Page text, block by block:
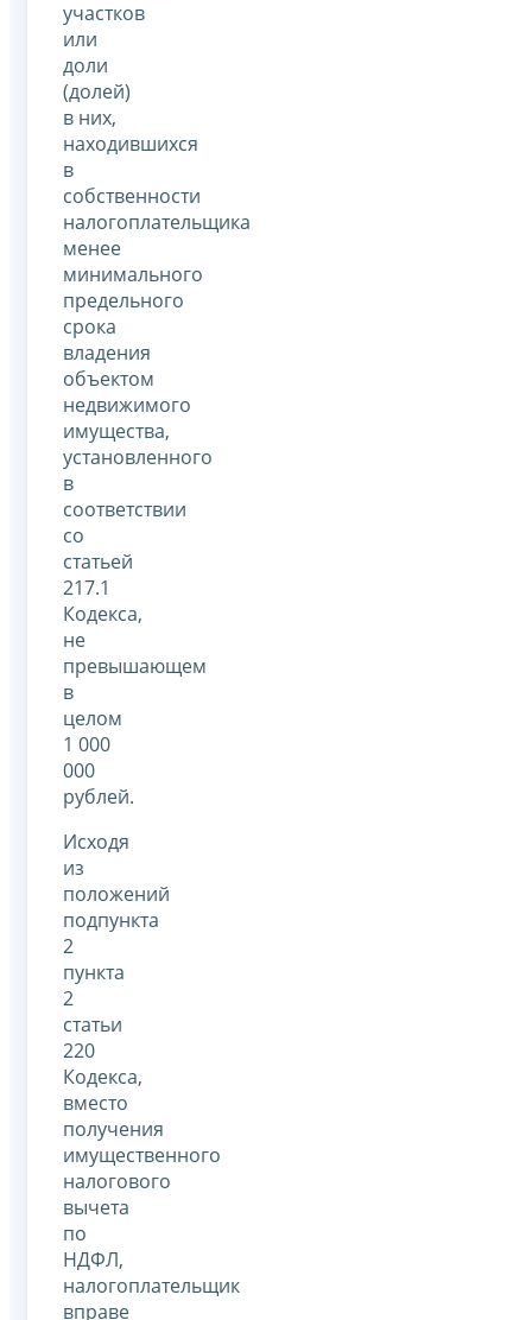
участков
или
доли
(долей)
в них,
находившихся
в
собственности
налогоплательщика
менее
минимального
предельного
срока
владения
объектом
недвижимого
имущества,
установленного
в
соответствии
со
статьей
217.1
Кодекса,
не
превышающем
в
целом
1 000
000
рублей.
Исходя
из
положений
подпункта
2
пункта
2
статьи
220
Кодекса,
вместо
получения
имущественного
налогового
вычета
по
НДФЛ,
налогоплательщик
вправе